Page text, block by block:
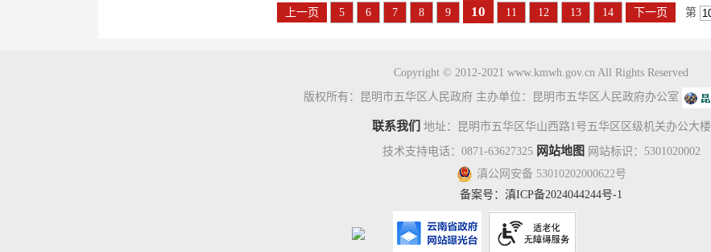
上一页 5 6 7 8 9 10 11 12 13 14 下一页 第
Copyright © 2012-2021 www.kmwh.gov.cn All Rights Reserved
版权所有：昆明市五华区人民政府 主办单位：昆明市五华区人民政府办公室
联系我们 地址：昆明市五华区华山西路1号五华区区级机关办公大楼
技术支持电话：0871-63627325 网站地图 网站标识：5301020002
滇公网安备 53010202000622号
备案号： 滇ICP备2024044244号-1